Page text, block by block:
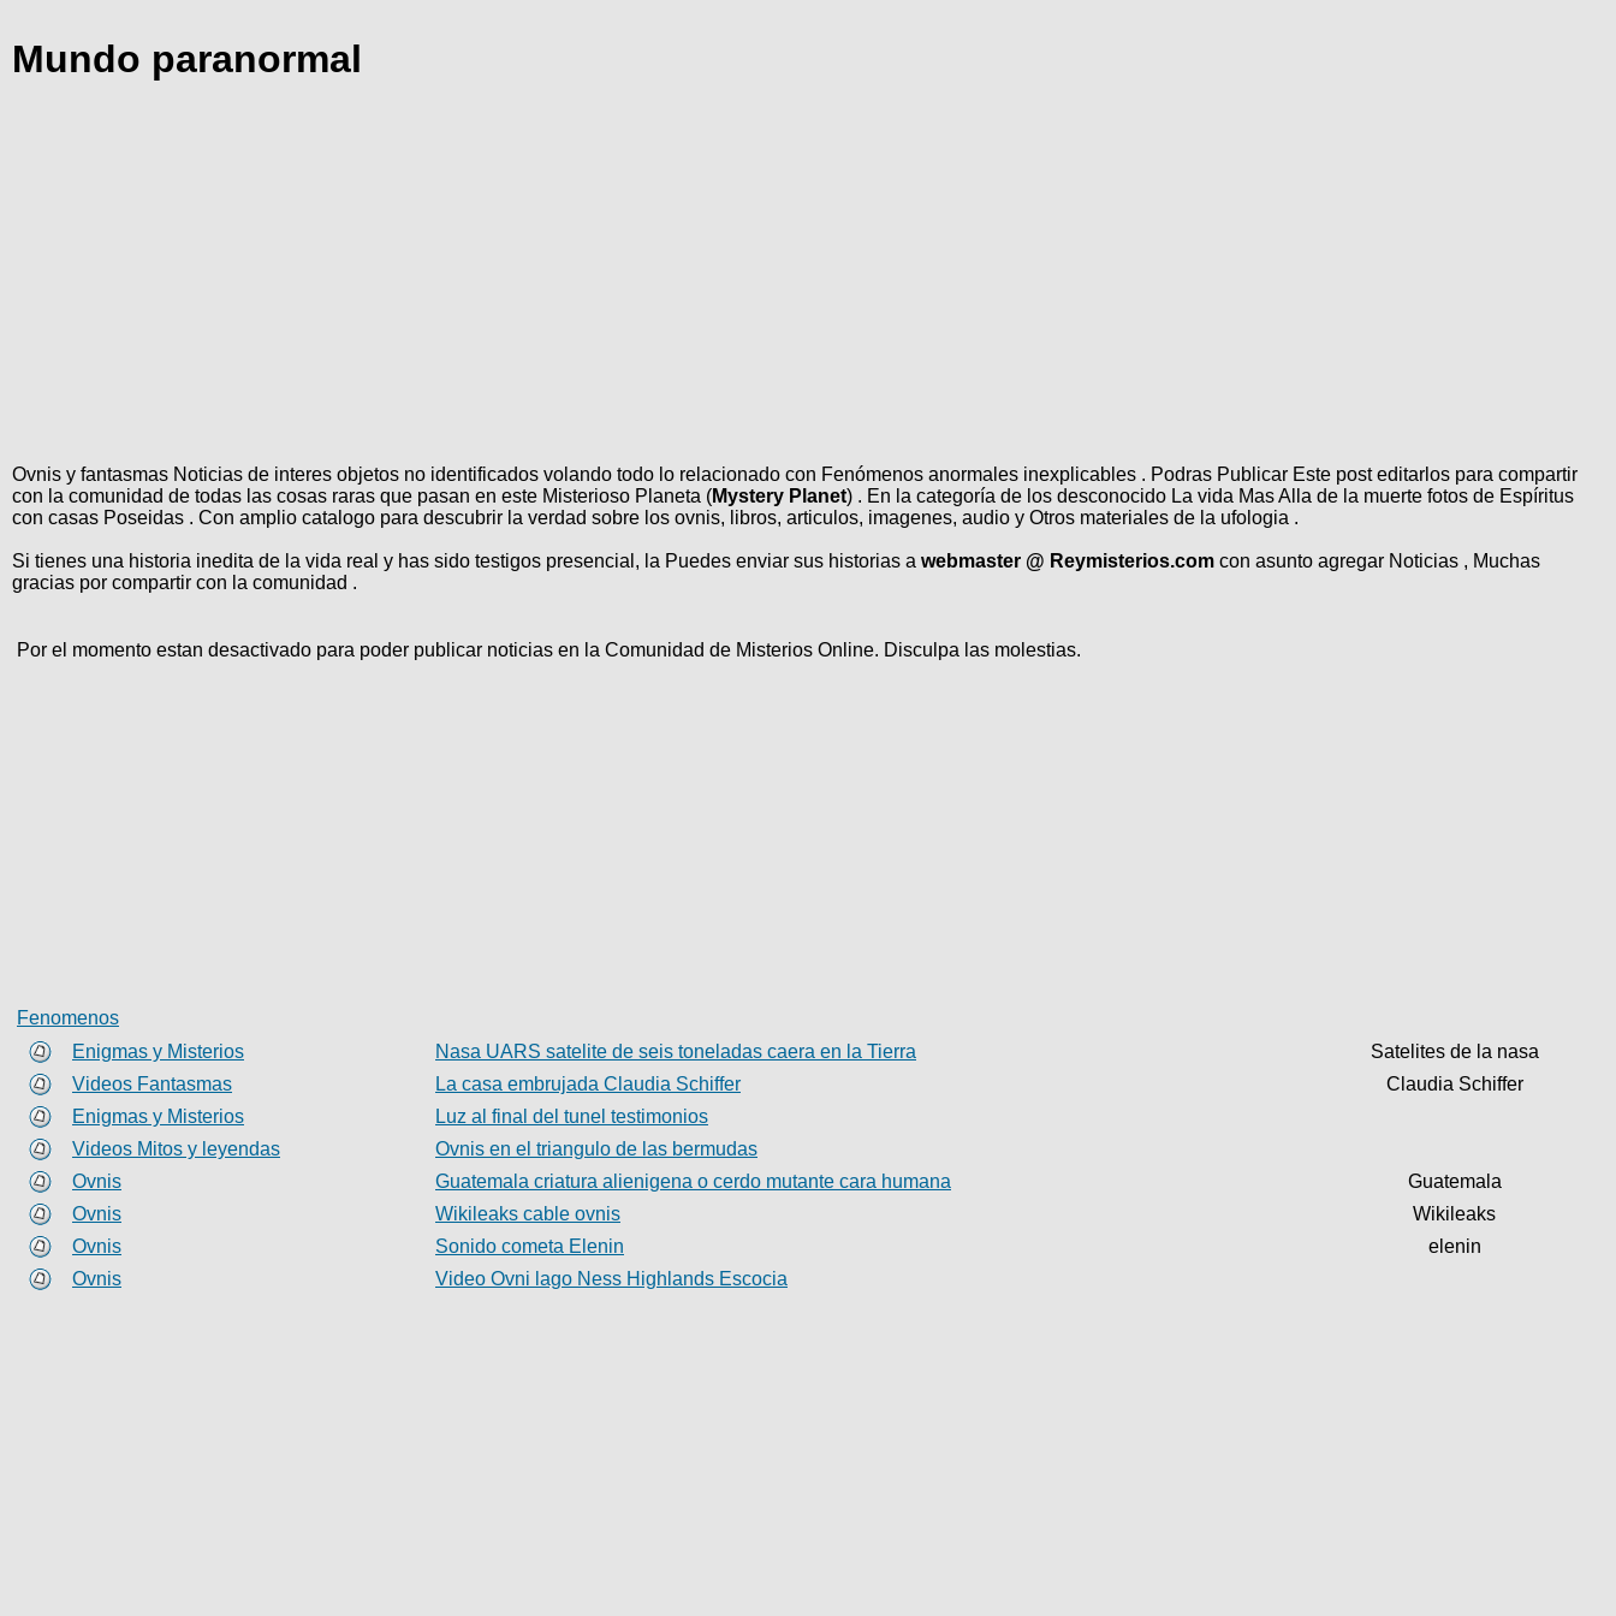
Mundo paranormal
Ovnis y fantasmas Noticias de interes objetos no identificados volando todo lo relacionado con Fenómenos anormales inexplicables . Podras Publicar Este post editarlos para compartir
con la comunidad de todas las cosas raras que pasan en este Misterioso Planeta (Mystery Planet) . En la categoría de los desconocido La vida Mas Alla de la muerte fotos de Espíritus
con casas Poseidas . Con amplio catalogo para descubrir la verdad sobre los ovnis, libros, articulos, imagenes, audio y Otros materiales de la ufologia .
Si tienes una historia inedita de la vida real y has sido testigos presencial, la Puedes enviar sus historias a webmaster @ Reymisterios.com con asunto agregar Noticias , Muchas
gracias por compartir con la comunidad .
Por el momento estan desactivado para poder publicar noticias en la Comunidad de Misterios Online. Disculpa las molestias.
Fenomenos
Enigmas y Misterios
Nasa UARS satelite de seis toneladas caera en la Tierra
Satelites de la nasa
Videos Fantasmas
La casa embrujada Claudia Schiffer
Claudia Schiffer
Enigmas y Misterios
Luz al final del tunel testimonios
Videos Mitos y leyendas
Ovnis en el triangulo de las bermudas
Ovnis
Guatemala criatura alienigena o cerdo mutante cara humana
Guatemala
Ovnis
Wikileaks cable ovnis
Wikileaks
Ovnis
Sonido cometa Elenin
elenin
Ovnis
Video Ovni lago Ness Highlands Escocia